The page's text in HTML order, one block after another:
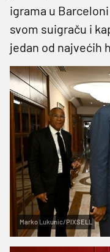
igrama u
svom suigraču i
jedan od najvećih
Marko Lukunic/PIXSELL